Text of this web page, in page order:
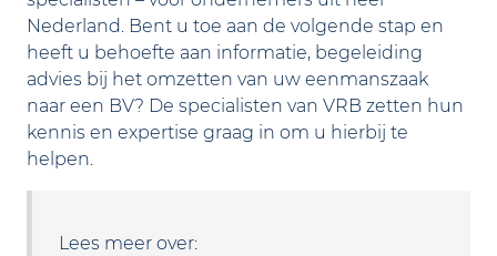
Nederland. Bent u toe aan de volgende stap en
heeft u behoefte aan informatie, begeleiding
advies bij het omzetten van uw eenmanszaak
naar een BV? De specialisten van VRB zetten hun
kennis en expertise graag in om u hierbij te
helpen.
Lees meer over: